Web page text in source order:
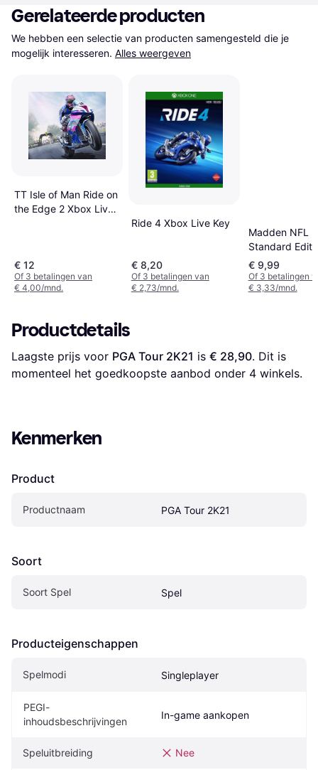
Gerelateerde producten
We hebben een selectie van producten samengesteld die je
mogelijk interesseren. Alles weergeven
TT Isle of Man Ride on
the Edge 2 Xbox Live
€ 12
Of 3 betalingen van
€ 4,00/mnd.
Ride 4 Xbox Live Key
€ 8,20
Of 3 betalingen van
€ 2,73/mnd.
Madden NFL
Standard
One
€ 9,99
Of 3 betalingen
€ 3,33/mnd.
Productdetails
Laagste prijs voor PGA Tour 2K21 is € 28,90. Dit is
momenteel het goedkoopste aanbod onder 4 winkels.
Kenmerken
Product
Productnaam PGA Tour 2K21
Soort
Soort Spel Spel
Producteigenschappen
Spelmodi Singleplayer
PEGI-
inhoudsbeschrijvingen
In-game aankopen
Speluitbreiding Nee